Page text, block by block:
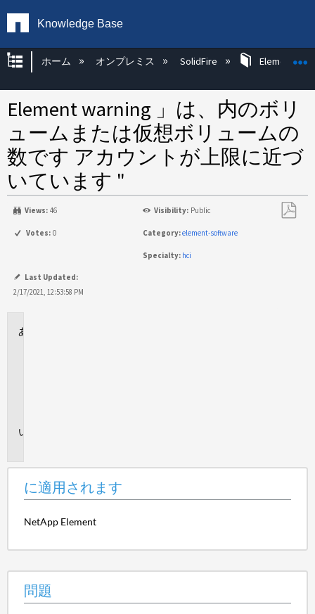
Knowledge Base
グローバル階層を展開/折りたたむ
ホーム オンプレミス SolidFire Element OS
Element warning 」は、内のボリ
ュームまたは仮想ボリュームの
数です アカウントが上限に近づ
いています "
Views: 46 Visibility: Public
Votes: 0 Category:element-software
Specialty: hci
Last Updated:
2/17/2021, 12:53:58 PM
に適用されます
NetApp Element
問題